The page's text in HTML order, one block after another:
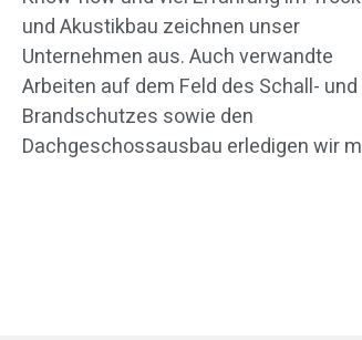
und Akustikbau zeichnen unser
Unternehmen aus. Auch verwandte
Arbeiten auf dem Feld des Schall- und
Brandschutzes sowie den
Dachgeschossausbau erledigen wir